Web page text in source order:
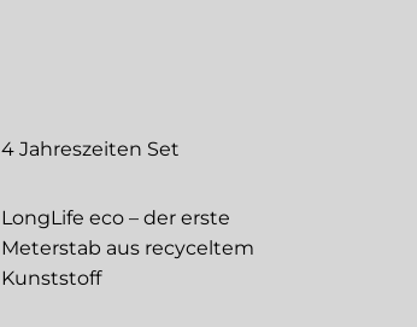
4 Jahreszeiten Set
LongLife eco – der erste
Meterstab aus recyceltem
Kunststoff